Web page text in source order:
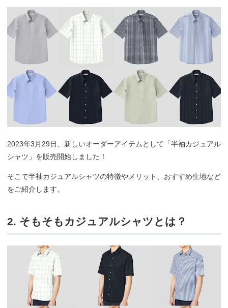
2023年3月29日、新しいオーダーアイテムとして「半袖カジュアル
シャツ」を販売開始しました！
そこで半袖カジュアルシャツの特徴やメリット、おすすめ生地など
をご紹介します。
2. そもそもカジュアルシャツとは？